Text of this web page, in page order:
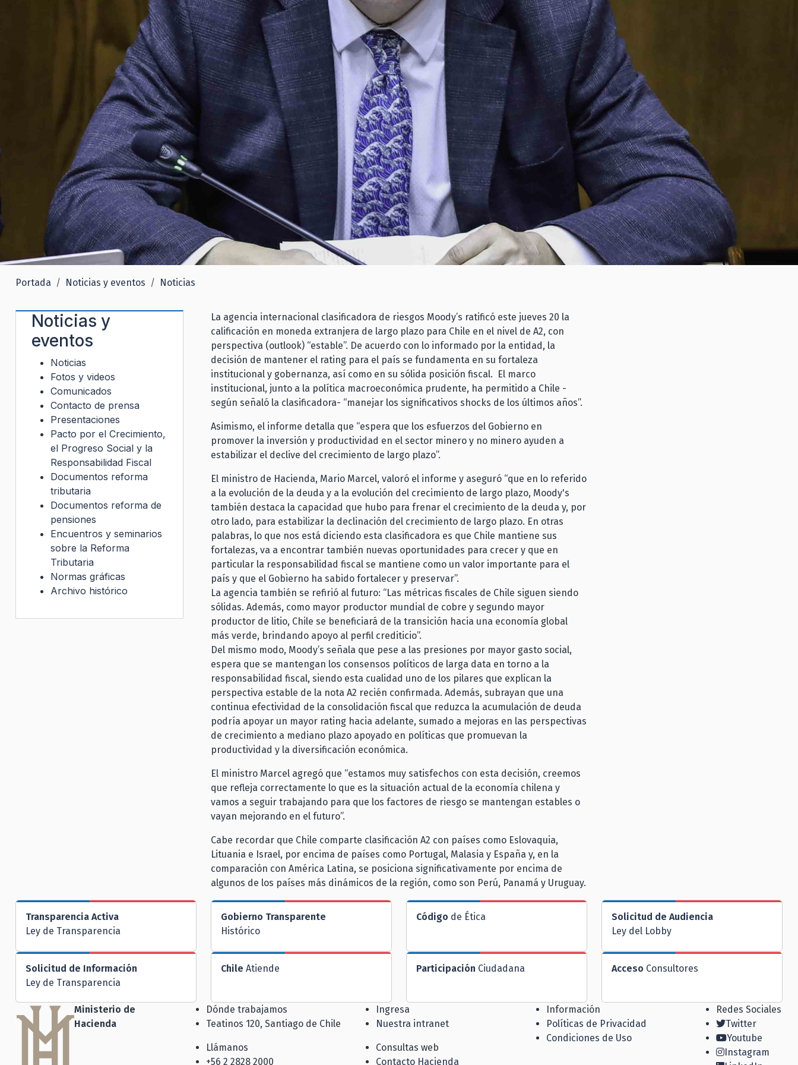
Portada Noticias y eventos Noticias
La agencia internacional clasificadora de riesgos Moody’s ratificó este jueves 20 la
calificación en moneda extranjera de largo plazo para Chile en el nivel de A2, con
perspectiva (outlook) “estable”. De acuerdo con lo informado por la entidad, la
decisión de mantener el rating para el país se fundamenta en su fortaleza
institucional y gobernanza, así como en su sólida posición fiscal. El marco
institucional, junto a la política macroeconómica prudente, ha permitido a Chile -
según señaló la clasificadora- “manejar los significativos shocks de los últimos años”.
Asimismo, el informe detalla que “espera que los esfuerzos del Gobierno en
promover la inversión y productividad en el sector minero y no minero ayuden a
estabilizar el declive del crecimiento de largo plazo”.
El ministro de Hacienda, Mario Marcel, valoró el informe y aseguró “que en lo referido
a la evolución de la deuda y a la evolución del crecimiento de largo plazo, Moody's
también destaca la capacidad que hubo para frenar el crecimiento de la deuda y, por
otro lado, para estabilizar la declinación del crecimiento de largo plazo. En otras
palabras, lo que nos está diciendo esta clasificadora es que Chile mantiene sus
fortalezas, va a encontrar también nuevas oportunidades para crecer y que en
particular la responsabilidad fiscal se mantiene como un valor importante para el
país y que el Gobierno ha sabido fortalecer y preservar”.
La agencia también se refirió al futuro: “Las métricas fiscales de Chile siguen siendo
sólidas. Además, como mayor productor mundial de cobre y segundo mayor
productor de litio, Chile se beneficiará de la transición hacia una economía global
más verde, brindando apoyo al perfil crediticio”.
Del mismo modo, Moody’s señala que pese a las presiones por mayor gasto social,
espera que se mantengan los consensos políticos de larga data en torno a la
responsabilidad fiscal, siendo esta cualidad uno de los pilares que explican la
perspectiva estable de la nota A2 recién confirmada. Además, subrayan que una
continua efectividad de la consolidación fiscal que reduzca la acumulación de deuda
podría apoyar un mayor rating hacia adelante, sumado a mejoras en las perspectivas
de crecimiento a mediano plazo apoyado en políticas que promuevan la
productividad y la diversificación económica.
El ministro Marcel agregó que “estamos muy satisfechos con esta decisión, creemos
que refleja correctamente lo que es la situación actual de la economía chilena y
vamos a seguir trabajando para que los factores de riesgo se mantengan estables o
vayan mejorando en el futuro”.
Cabe recordar que Chile comparte clasificación A2 con países como Eslovaquia,
Lituania e Israel, por encima de países como Portugal, Malasia y España y, en la
comparación con América Latina, se posiciona significativamente por encima de
algunos de los países más dinámicos de la región, como son Perú, Panamá y Uruguay.
Noticias y
eventos
Noticias
Fotos y videos
Comunicados
Contacto de prensa
Presentaciones
Pacto por el Crecimiento,
el Progreso Social y la
Responsabilidad Fiscal
Documentos reforma
tributaria
Documentos reforma de
pensiones
Encuentros y seminarios
sobre la Reforma
Tributaria
Normas gráficas
Archivo histórico
Transparencia Activa
Ley de Transparencia
Gobierno Transparente
Histórico
Código de Ética
Solicitud de Audiencia
Ley del Lobby
Solicitud de Información
Ley de Transparencia
Chile Atiende Participación Ciudadana Acceso Consultores
Ministerio de
Hacienda
Dónde trabajamos
Teatinos 120, Santiago de Chile
Llámanos
+56 2 2828 2000
Ingresa
Nuestra intranet
Consultas web
Contacto Hacienda
Información
Políticas de Privacidad
Condiciones de Uso
Redes Sociales
Twitter
Youtube
Instagram